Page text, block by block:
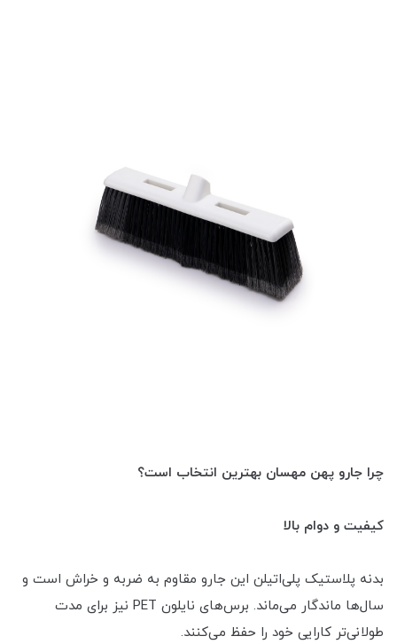
چرا جارو پهن مهسان بهترین انتخاب است؟
کیفیت و دوام بالا
بدنه پلاستیک پلی‌اتیلن این جارو مقاوم به ضربه و خراش است و
سال‌ها ماندگار می‌ماند. برس‌های نایلون PET نیز برای مدت
طولانی‌تر کارایی خود را حفظ می‌کنند.